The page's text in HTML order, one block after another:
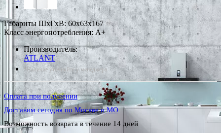
Габариты ШxГxВ: 60x63x167
Класс энергопотребления: A+
Производитель:
ATLANT
*Наличие уточняйте у менеджера
Оплата при получении
Доставим сегодня по Москве и МО
Возможность возврата в течение 14 дней